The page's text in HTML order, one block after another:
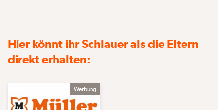
Hier könnt ihr Schlauer als die Eltern
direkt erhalten:
Werbung